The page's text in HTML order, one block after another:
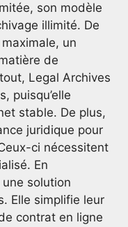
son modèle
illimité. De
un
de
Legal Archives
puisqu’elle
stable. De plus,
juridique pour
ci nécessitent
En
solution
Elle simplifie leur
contrat en ligne